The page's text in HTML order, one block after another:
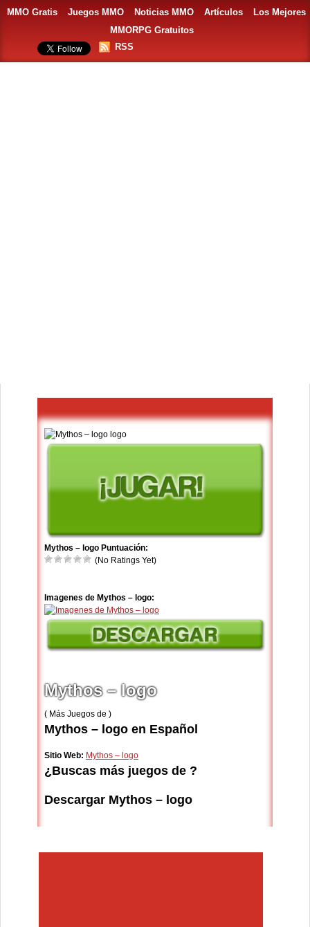
MMO Gratis Juegos MMO Noticias MMO Artículos
Los Mejores
MMORPG Gratuitos
RSS
Mythos – logo Puntuación:
(No Ratings Yet)
Imagenes de Mythos – logo:
Mythos – logo
( Más Juegos de )
Mythos – logo en Español
Sitio Web: Mythos – logo
¿Buscas más juegos de ?
Descargar Mythos – logo